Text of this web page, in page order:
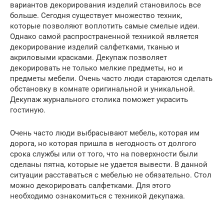
вариантов декорирования изделий становилось все
больше. Сегодня существует множество техник,
которые позволяют воплотить самые смелые идеи.
Однако самой распространенной техникой является
декорирование изделий салфетками, тканью и
акриловыми красками. Декупаж позволяет
декорировать не только мелкие предметы, но и
предметы мебели. Очень часто люди стараются сделать
обстановку в комнате оригинальной и уникальной.
Декупаж журнального столика поможет украсить
гостиную.
Очень часто люди выбрасывают мебель, которая им
дорога, но которая пришла в негодность от долгого
срока службы или от того, что на поверхности были
сделаны пятна, которые не удается вывести. В данной
ситуации расставаться с мебелью не обязательно. Стол
можно декорировать салфетками. Для этого
необходимо ознакомиться с техникой декупажа.